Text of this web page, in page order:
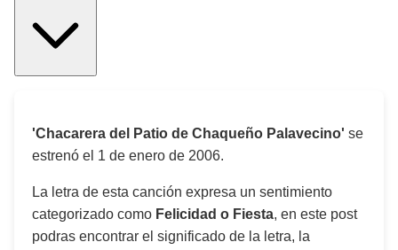
'Chacarera del Patio de Chaqueño Palavecino' se
estrenó el 1 de enero de 2006.
La letra de esta canción expresa un sentimiento
categorizado como Felicidad o Fiesta, en este post
podras encontrar el significado de la letra, la